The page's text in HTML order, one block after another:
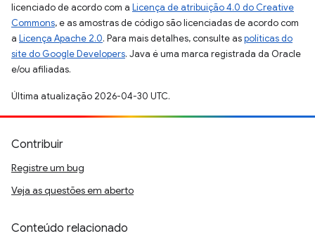
licenciado de acordo com a Licença de atribuição 4.0 do Creative
Commons, e as amostras de código são licenciadas de acordo com
a Licença Apache 2.0. Para mais detalhes, consulte aspolíticas do
site do Google Developers. Java é uma marca registrada da Oracle
e/ou afiliadas.
Última atualização 2026-04-30 UTC.
Contribuir
Registre um bug
Veja as questões em aberto
Conteúdo relacionado